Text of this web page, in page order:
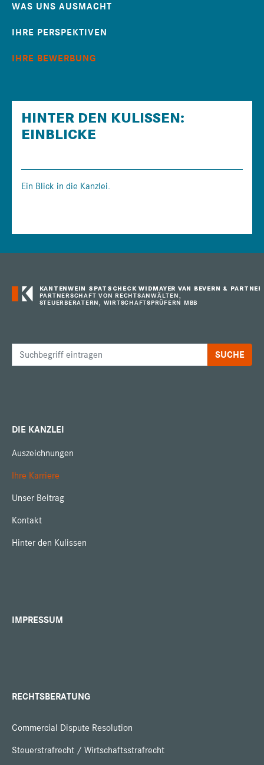
WAS UNS AUSMACHT
IHRE PERSPEKTIVEN
IHRE BEWERBUNG
HINTER DEN KULISSEN:
EINBLICKE
Ein Blick in die Kanzlei.
KANTENWEIN SPATSCHECK WIDMAYER VAN BEVERN & PARTNER
PARTNERSCHAFT VON RECHTSANWÄLTEN,
STEUERBERATERN, WIRTSCHAFTSPRÜFERN MBB
DIE KANZLEI
Auszeichnungen
Ihre Karriere
Unser Beitrag
Kontakt
Hinter den Kulissen
IMPRESSUM
RECHTSBERATUNG
Commercial Dispute Resolution
Steuerstrafrecht / Wirtschaftsstrafrecht